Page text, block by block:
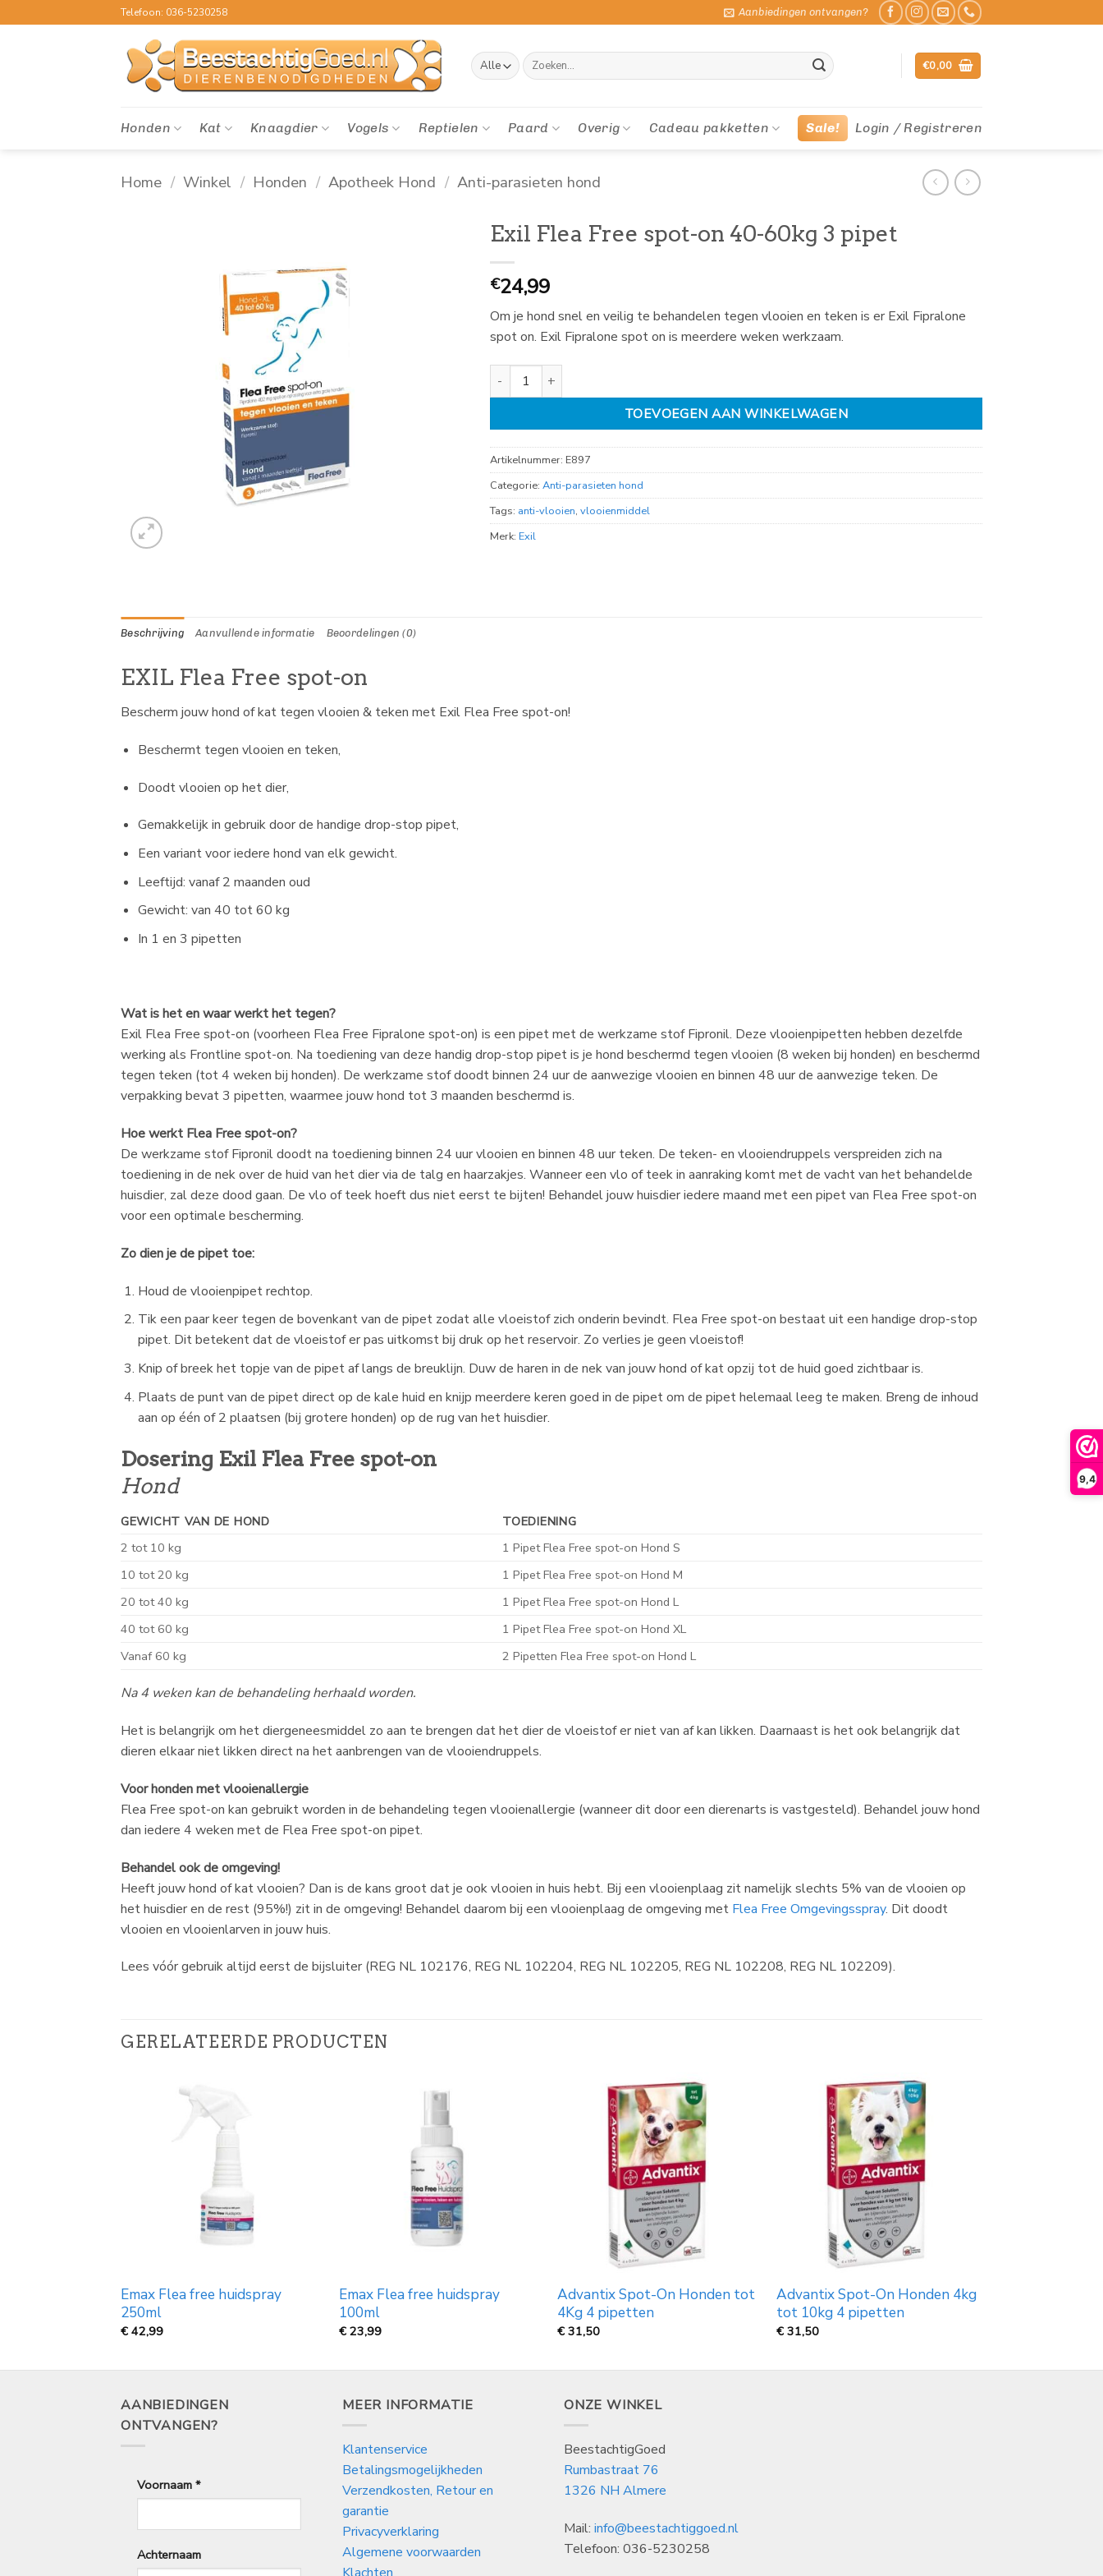
9,4
naar
Telefoon: 036-5230258 Aanbiedingen ontvangen?
Zoeken
naar:
€0,00
Honden Kat Knaagdier Vogels Reptielen Paard Overig Cadeau pakketten Sale! Login / Registreren
Home / Winkel / Honden / Apotheek Hond / Anti-parasieten hond
Exil Flea Free spot-on 40-60kg 3 pipet
€24,99
Om je hond snel en veilig te behandelen tegen vlooien en teken is er Exil Fipralone
spot on. Exil Fipralone spot on is meerdere weken werkzaam.
Exil Flea Free spot-on 40-60kg 3 pipet aantal
TOEVOEGEN AAN WINKELWAGEN
Artikelnummer: E897
Categorie: Anti-parasieten hond
Tags: anti-vlooien, vlooienmiddel
Merk: Exil
Beschrijving Aanvullende informatie Beoordelingen (0)
EXIL Flea Free spot-on
Bescherm jouw hond of kat tegen vlooien & teken met Exil Flea Free spot-on!
Beschermt tegen vlooien en teken,
Doodt vlooien op het dier,
Gemakkelijk in gebruik door de handige drop-stop pipet,
Een variant voor iedere hond van elk gewicht.
Leeftijd: vanaf 2 maanden oud
Gewicht: van 40 tot 60 kg
In 1 en 3 pipetten
Wat is het en waar werkt het tegen?
Exil Flea Free spot-on (voorheen Flea Free Fipralone spot-on) is een pipet met de werkzame stof Fipronil. Deze vlooienpipetten hebben dezelfde
werking als Frontline spot-on. Na toediening van deze handig drop-stop pipet is je hond beschermd tegen vlooien (8 weken bij honden) en beschermd
tegen teken (tot 4 weken bij honden). De werkzame stof doodt binnen 24 uur de aanwezige vlooien en binnen 48 uur de aanwezige teken. De
verpakking bevat 3 pipetten, waarmee jouw hond tot 3 maanden beschermd is.
Hoe werkt Flea Free spot-on?
De werkzame stof Fipronil doodt na toediening binnen 24 uur vlooien en binnen 48 uur teken. De teken- en vlooiendruppels verspreiden zich na
toediening in de nek over de huid van het dier via de talg en haarzakjes. Wanneer een vlo of teek in aanraking komt met de vacht van het behandelde
huisdier, zal deze dood gaan. De vlo of teek hoeft dus niet eerst te bijten! Behandel jouw huisdier iedere maand met een pipet van Flea Free spot-on
voor een optimale bescherming.
Zo dien je de pipet toe:
Houd de vlooienpipet rechtop.
Tik een paar keer tegen de bovenkant van de pipet zodat alle vloeistof zich onderin bevindt. Flea Free spot-on bestaat uit een handige drop-stop
pipet. Dit betekent dat de vloeistof er pas uitkomst bij druk op het reservoir. Zo verlies je geen vloeistof!
Knip of breek het topje van de pipet af langs de breuklijn. Duw de haren in de nek van jouw hond of kat opzij tot de huid goed zichtbaar is.
Plaats de punt van de pipet direct op de kale huid en knijp meerdere keren goed in de pipet om de pipet helemaal leeg te maken. Breng de inhoud
aan op één of 2 plaatsen (bij grotere honden) op de rug van het huisdier.
Dosering Exil Flea Free spot-on
Hond
GEWICHT VAN DE HOND
TOEDIENING
2 tot 10 kg
1 Pipet Flea Free spot-on Hond S
10 tot 20 kg
1 Pipet Flea Free spot-on Hond M
20 tot 40 kg
1 Pipet Flea Free spot-on Hond L
40 tot 60 kg
1 Pipet Flea Free spot-on Hond XL
Vanaf 60 kg
2 Pipetten Flea Free spot-on Hond L
Na 4 weken kan de behandeling herhaald worden.
Het is belangrijk om het diergeneesmiddel zo aan te brengen dat het dier de vloeistof er niet van af kan likken. Daarnaast is het ook belangrijk dat
dieren elkaar niet likken direct na het aanbrengen van de vlooiendruppels.
Voor honden met vlooienallergie
Flea Free spot-on kan gebruikt worden in de behandeling tegen vlooienallergie (wanneer dit door een dierenarts is vastgesteld). Behandel jouw hond
dan iedere 4 weken met de Flea Free spot-on pipet.
Behandel ook de omgeving!
Heeft jouw hond of kat vlooien? Dan is de kans groot dat je ook vlooien in huis hebt. Bij een vlooienplaag zit namelijk slechts 5% van de vlooien op
het huisdier en de rest (95%!) zit in de omgeving! Behandel daarom bij een vlooienplaag de omgeving met Flea Free Omgevingsspray. Dit doodt
vlooien en vlooienlarven in jouw huis.
Lees vóór gebruik altijd eerst de bijsluiter (REG NL 102176, REG NL 102204, REG NL 102205, REG NL 102208, REG NL 102209).
GERELATEERDE PRODUCTEN
Emax Flea free huidspray
250ml
€ 42,99
Emax Flea free huidspray
100ml
€23,99
Advantix Spot-On Honden tot
4Kg 4 pipetten
€31,50
Advantix Spot-On Honden 4kg
tot 10kg 4 pipetten
€ 31,50
AANBIEDINGEN
ONTVANGEN?
Voornaam *
Achternaam
MEER INFORMATIE
Klantenservice
Betalingsmogelijkheden
Verzendkosten, Retour en
garantie
Privacyverklaring
Algemene voorwaarden
ONZE WINKEL
BeestachtigGoed
Rumbastraat 76
1326 NH Almere
Mail: info@beestachtiggoed.nl
Telefoon: 036-5230258